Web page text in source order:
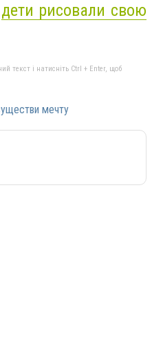
дети рисовали свою
текст і натисніть Ctrl + Enter, щоб
мечту